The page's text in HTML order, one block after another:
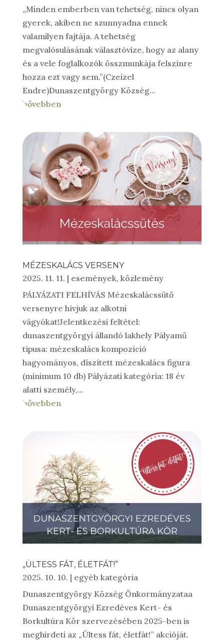
„Minden emberben van tehetség, nincs olyan
gyerek, akiben ne szunnyadna ennek
valamilyen fajtája. A tehetség
megvalósulásának választóvize, hogy az alany
és a vele foglalkozók összmunkája felszínre
hozza ezt vagy sem.”(Czeizel
Endre)Dunaszentgyörgy Község...
bővebben
MÉZESKALÁCS VERSENY
2025. 11. 11. | események, közlemény
PÁLYÁZATI FELHÍVÁS Mézeskalácssütő
versenyre hívjuk az alkotni
vágyókat!Jelentkezési feltétel:
dunaszentgyörgyi állandó lakhely Pályamű
típusa: mézeskalács kompozíció
hagyományos, díszített mézeskalács figura
(minimum 10 db) Pályázati kategória: 18 év
alatti személy,...
bővebben
„ÜLTESS FÁT, ÉLETFÁT!”
2025. 10. 10. | egyéb kategória
Dunaszentgyörgy Község Önkormányzataa
Dunaszentgyörgyi Ezredéves Kert- és
Borkultúra Kör szervezésében 2025-ben is
meghirdeti az „Ültess fát, életfát!” akcióját.